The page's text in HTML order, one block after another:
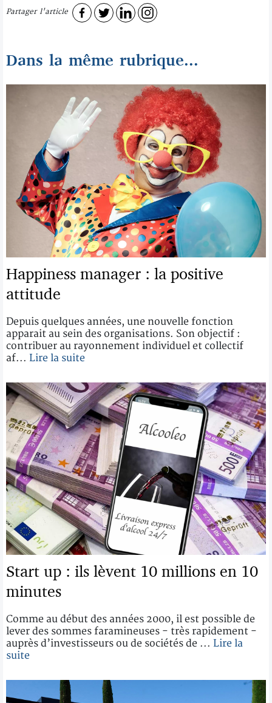
Partager l'article
Dans la même rubrique...
Happiness manager : la positive
attitude
Depuis quelques années, une nouvelle fonction
apparait au sein des organisations. Son objectif :
contribuer au rayonnement individuel et collectif
af... Lire la suite
Start up : ils lèvent 10 millions en 10
minutes
Comme au début des années 2000, il est possible de
lever des sommes faramineuses - très rapidement -
auprès d’investisseurs ou de sociétés de ... Lire la
suite